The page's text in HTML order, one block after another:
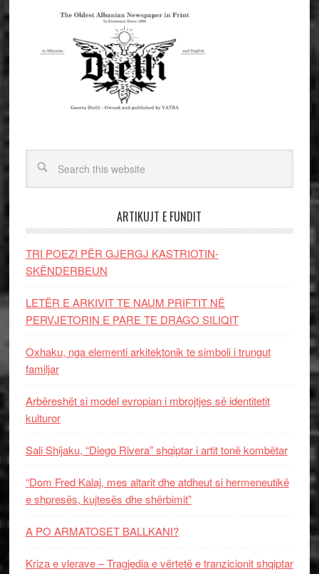
ARTIKUJT E FUNDIT
TRI POEZI PËR GJERGJ KASTRIOTIN-
SKËNDERBEUN
LETËR E ARKIVIT TE NAUM PRIFTIT NË
PERVJETORIN E PARE TE DRAGO SILIQIT
Oxhaku, nga elementi arkitektonik te simboli i trungut
familjar
Arbëreshët si model evropian i mbrojtjes së identitetit
kulturor
Sali Shijaku, “Diego Rivera” shqiptar i artit tonë kombëtar
“Dom Fred Kalaj, mes altarit dhe atdheut si hermeneutikë
e shpresës, kujtesës dhe shërbimit”
A PO ARMATOSET BALLKANI?
Kriza e vlerave – Tragjedia e vërtetë e tranzicionit shqiptar